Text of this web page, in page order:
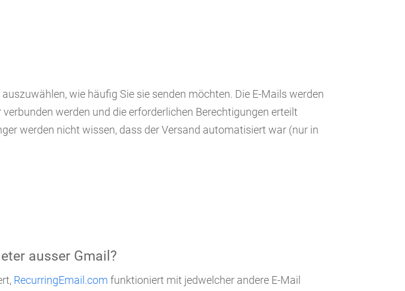
wie häufig Sie sie senden möchten. Die E-Mails werden
werden und die erforderlichen Berechtigungen erteilt
werden nicht wissen, dass der Versand automatisiert war (nur in
ausser Gmail?
RecurringEmail.com funktioniert mit jedwelcher andere E-Mail